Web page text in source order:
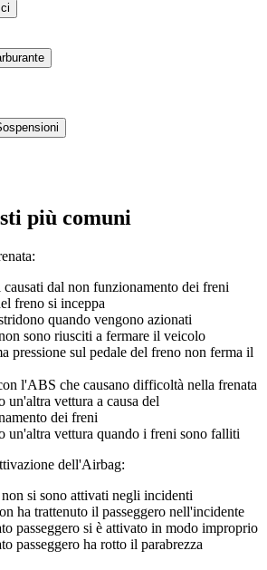
più comuni
causati dal non funzionamento dei freni
freno si inceppa
quando vengono azionati
sono riusciti a fermare il veicolo
pressione sul pedale del freno non ferma il
l'ABS che causano difficoltà nella frenata
un'altra vettura a causa del
dei freni
un'altra vettura quando i freni sono falliti
dell'Airbag:
si sono attivati negli incidenti
ha trattenuto il passeggero nell'incidente
passeggero si è attivato in modo improprio
passeggero ha rotto il parabrezza